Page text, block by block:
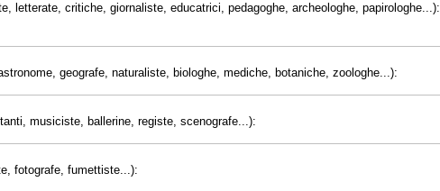
letterate, critiche, giornaliste, educatrici, pedagoghe, archeologhe, papirologhe...):
geografe, naturaliste, biologhe, mediche, botaniche, zoologhe...):
musiciste, ballerine, registe, scenografe...):
fotografe, fumettiste...):